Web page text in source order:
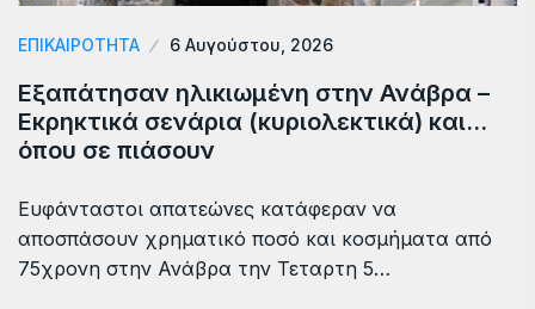
ΕΠΙΚΑΙΡΟΤΗΤΑ 6 Αυγούστου, 2026
Εξαπάτησαν ηλικιωμένη στην Ανάβρα –
Εκρηκτικά σενάρια (κυριολεκτικά) και…
όπου σε πιάσουν
Ευφάνταστοι απατεώνες κατάφεραν να
αποσπάσουν χρηματικό ποσό και κοσμήματα από
75χρονη στην Ανάβρα την Τεταρτη 5…